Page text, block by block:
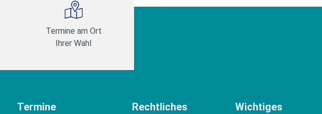
Termine am Ort
Ihrer Wahl
Termine Rechtliches Wichtiges